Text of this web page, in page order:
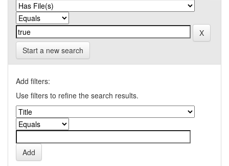
Start a new search
Add filters:
Use filters to refine the search results.